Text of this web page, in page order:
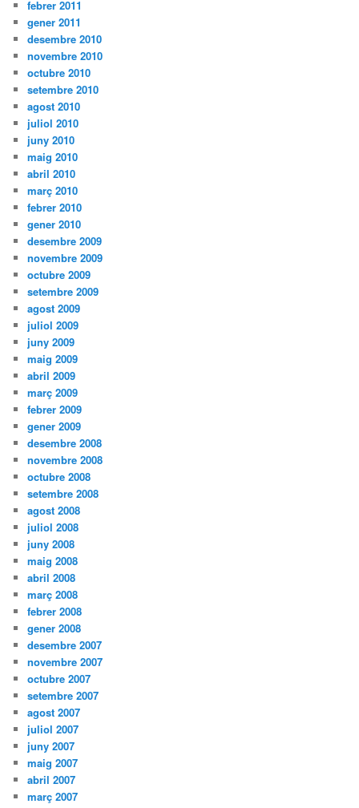
febrer 2011
gener 2011
desembre 2010
novembre 2010
octubre 2010
setembre 2010
agost 2010
juliol 2010
juny 2010
maig 2010
abril 2010
març 2010
febrer 2010
gener 2010
desembre 2009
novembre 2009
octubre 2009
setembre 2009
agost 2009
juliol 2009
juny 2009
maig 2009
abril 2009
març 2009
febrer 2009
gener 2009
desembre 2008
novembre 2008
octubre 2008
setembre 2008
agost 2008
juliol 2008
juny 2008
maig 2008
abril 2008
març 2008
febrer 2008
gener 2008
desembre 2007
novembre 2007
octubre 2007
setembre 2007
agost 2007
juliol 2007
juny 2007
maig 2007
abril 2007
març 2007